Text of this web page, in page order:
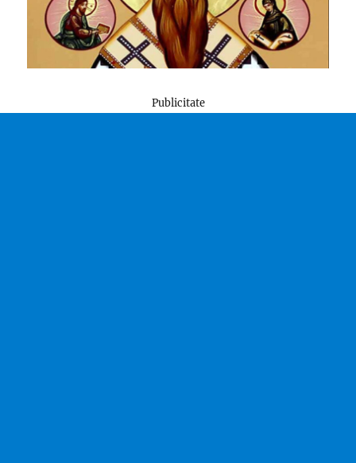
Publicitate